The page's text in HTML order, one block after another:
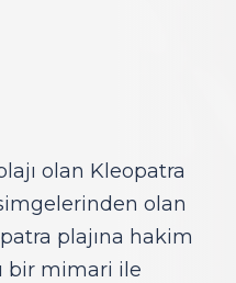
olan Kleopatra
olan
plajına hakim
bir mimari ile